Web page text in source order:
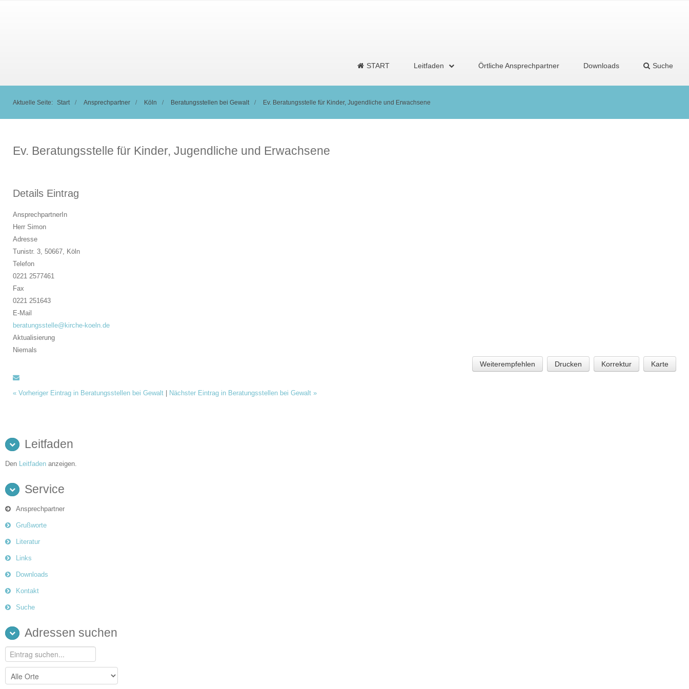
START Leitfaden Örtliche Ansprechpartner Downloads Suche
Aktuelle Seite: Start Ansprechpartner Köln Beratungsstellen bei Gewalt Ev. Beratungsstelle für Kinder, Jugendliche und Erwachsene
Ev. Beratungsstelle für Kinder, Jugendliche und Erwachsene
Details Eintrag
AnsprechpartnerIn
Herr Simon
Adresse
Tunistr. 3, 50667, Köln
Telefon
0221 2577461
Fax
0221 251643
E-Mail
beratungsstelle@kirche-koeln.de
Aktualisierung
Niemals
Weiterempfehlen Drucken Korrektur Karte
« Vorheriger Eintrag in Beratungsstellen bei Gewalt | Nächster Eintrag in Beratungsstellen bei Gewalt »
Leitfaden
Den Leitfaden anzeigen.
Service
Ansprechpartner
Grußworte
Literatur
Links
Downloads
Kontakt
Suche
Adressen suchen